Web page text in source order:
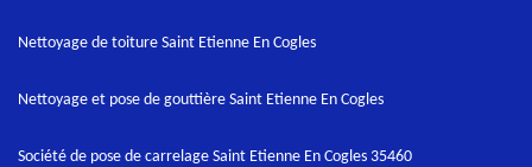
Nettoyage de toiture Saint Etienne En Cogles
Nettoyage et pose de gouttière Saint Etienne En Cogles
Société de pose de carrelage Saint Etienne En Cogles 35460